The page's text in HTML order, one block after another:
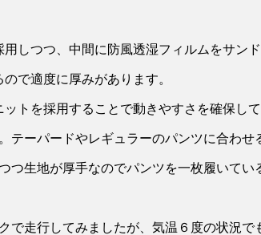
しつつ、中間に防風透湿フィルムをサンド
で適度に厚みがあります。
トを採用することで動きやすさを確保して
ーパードやレギュラーのパンツに合わせ
生地が厚手なのでパンツを一枚履いてい
走行してみましたが、気温６度の状況で